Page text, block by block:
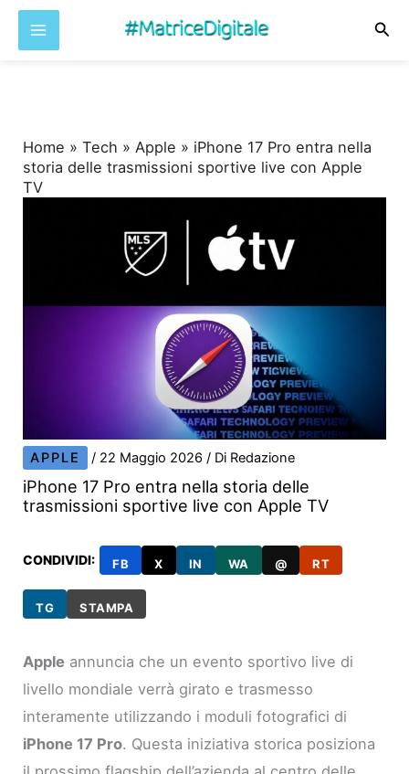
Home »Tech »Apple » iPhone 17 Pro entra nella
storia delle trasmissioni sportive live con Apple
TV
APPLE / 22 Maggio 2026/ Di Redazione
iPhone 17 Pro entra nella storia delle
trasmissioni sportive live con Apple TV
CONDIVIDI: FB X IN WA @ RT
TG STAMPA
Apple annuncia che un evento sportivo live di
livello mondiale verrà girato e trasmesso
interamente utilizzando i moduli fotografici di
iPhone 17 Pro. Questa iniziativa storica posiziona